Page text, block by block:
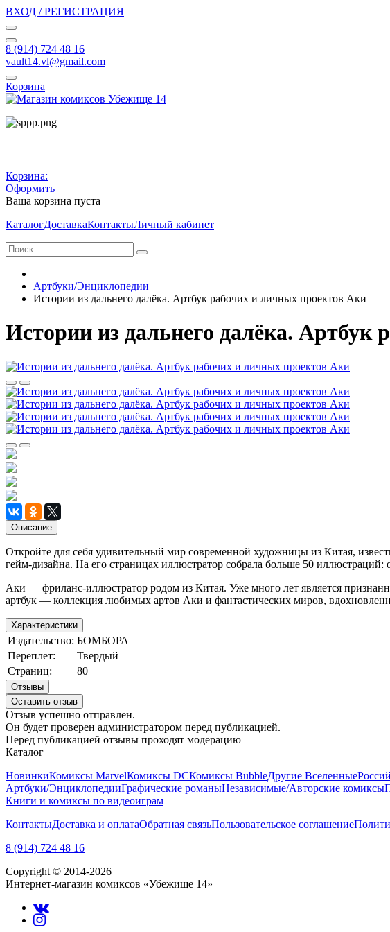
ВХОД / РЕГИСТРАЦИЯ
8 (914) 724 48 16
vault14.vl@gmail.com
Корзина
Корзина:
Оформить
Ваша корзина пуста
КаталогДоставкаКонтактыЛичный кабинет
Артбуки/Энциклопедии
Истории из дальнего далёка. Артбук рабочих и личных проектов Аки
Истории из дальнего далёка.
Описание
Откройте для себя удивительный мир современной художницы из Китая,
гейм-дизайна. На его страницах иллюстратор собрала больше 50
Аки — фриланс-иллюстратор родом из Китая. Уже много лет является
артбук — коллекция любимых артов Аки и фантастических миров,
Характеристики
Издательство: БОМБОРА
Переплет:
Твердый
Страниц:
80
Отзывы
Оставить отзыв
Отзыв успешно отправлен.
Он будет проверен администратором перед публикацией.
Перед публикацией отзывы проходят модерацию
Каталог
НовинкиКомиксы MarvelКомиксы DCКомиксы BubbleДругие Вселенные
Артбуки/ЭнциклопедииГрафические романыНезависимые/Авторские комиксы
Книги и комиксы по видеоиграм
КонтактыДоставка и оплатаОбратная связьПользовательское соглашение
8 (914) 724 48 16
Copyright © 2014-2026
Интернет-магазин комиксов «Убежище 14»